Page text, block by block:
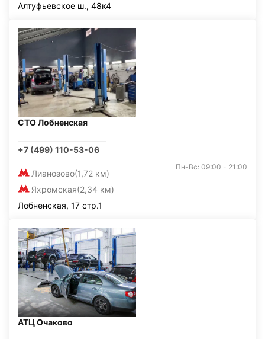
Алтуфьевское ш., 48к4
СТО Лобненская
+7 (499) 110-53-06
Лианозово(1,72 км)
Яхромская(2,34 км)
Пн-Вс: 09:00 - 21:00
Лобненская, 17 стр.1
АТЦ Очаково